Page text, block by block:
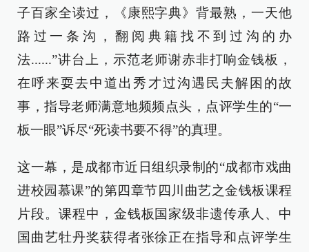
子百家全读过，《康熙字典》背最熟，一天他
路过一条沟，翻阅典籍找不到过沟的办
法......”讲台上，示范老师谢赤非打响金钱板，
在呼来耍去中道出秀才过沟遇民夫解困的故
事，指导老师满意地频频点头，点评学生的“一
板一眼”诉尽“死读书要不得”的真理。
这一幕，是成都市近日组织录制的“成都市戏曲
进校园慕课”的第四章节四川曲艺之金钱板课程
片段。课程中，金钱板国家级非遗传承人、中
国曲艺牡丹奖获得者张徐正在指导和点评学生